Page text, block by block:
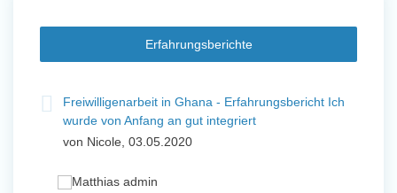
Erfahrungsberichte
Freiwilligenarbeit in Ghana - Erfahrungsbericht Ich
wurde von Anfang an gut integriert
von Nicole, 03.05.2020